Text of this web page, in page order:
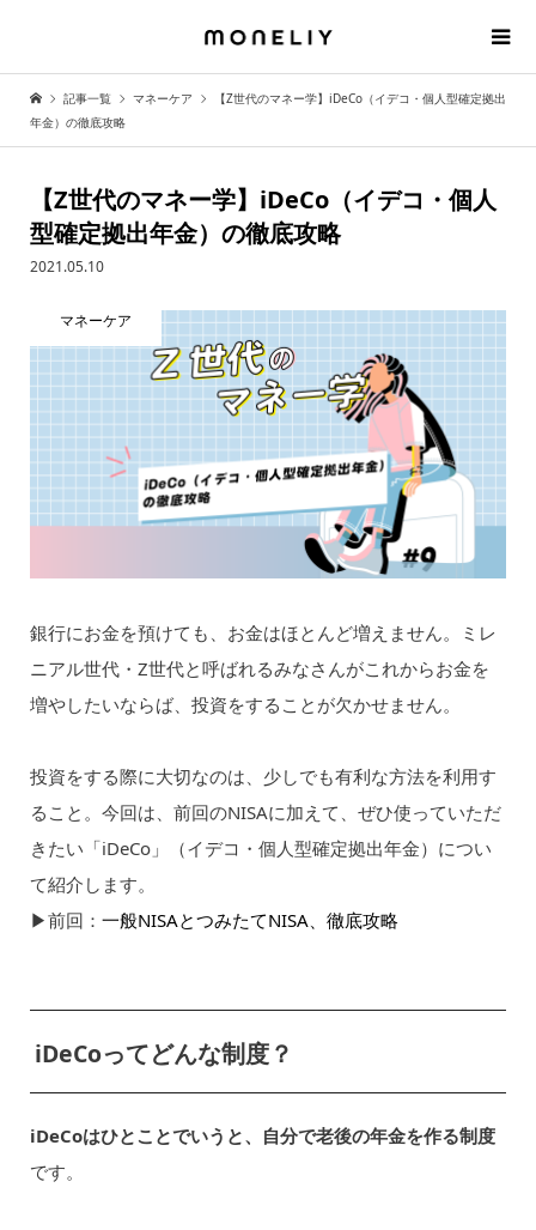
記事一覧 マネーケア
【Z世代のマネー学】iDeCo（イデコ・個人型確定拠出
年金）の徹底攻略
【Z世代のマネー学】iDeCo（イデコ・個人
型確定拠出年金）の徹底攻略
2021.05.10
マネーケア
銀行にお金を預けても、お金はほとんど増えません。ミレ
ニアル世代・Z世代と呼ばれるみなさんがこれからお金を
増やしたいならば、投資をすることが欠かせません。
投資をする際に大切なのは、少しでも有利な方法を利用す
ること。今回は、前回のNISAに加えて、ぜひ使っていただ
きたい「iDeCo」（イデコ・個人型確定拠出年金）につい
て紹介します。
▶︎前回： 一般NISAとつみたてNISA、徹底攻略
iDeCoってどんな制度？
iDeCoはひとことでいうと、自分で老後の年金を作る制度
です。